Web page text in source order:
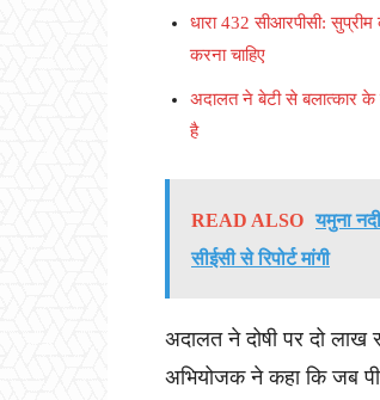
धारा 432 सीआरपीसी:
करना चाहिए
अदालत ने बेटी से बलात्कार के
है
READ ALSO यमुना
सीईसी से रिपोर्ट मांगी
अदालत ने दोषी पर दो लाख
अभियोजक ने कहा कि जब